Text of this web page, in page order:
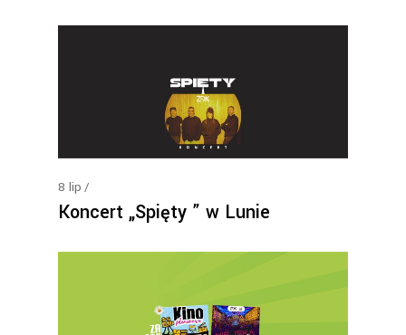
8 lip
Koncert „Spięty ” w Lunie